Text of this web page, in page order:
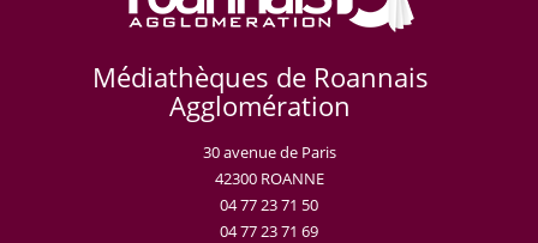
Médiathèques de Roannais
Agglomération
30 avenue de Paris
42300 ROANNE
04 77 23 71 50
04 77 23 71 69